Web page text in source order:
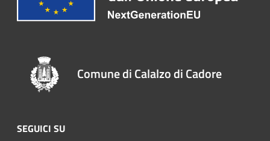
Comune di Calalzo di Cadore
SEGUICI SU